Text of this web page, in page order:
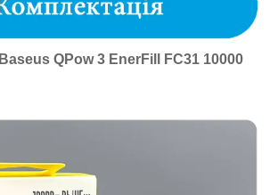
Baseus QPow 3 EnerFill FC31 10000